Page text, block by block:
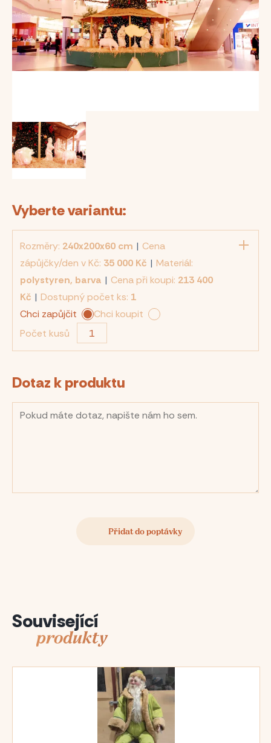
Vyberte variantu:
Rozměry: 240x200x60 cm | Cena
zápůjčky/den v Kč: 35 000 Kč | Materiál:
polystyren, barva | Cena při koupi: 213 400
Kč | Dostupný počet ks: 1
Chci zapůjčit
Chci koupit
Počet kusů
Dotaz k produktu
Související
produkty